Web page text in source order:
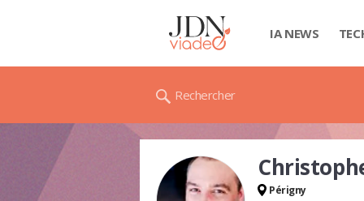
IA NEWS
Rechercher
Périgny